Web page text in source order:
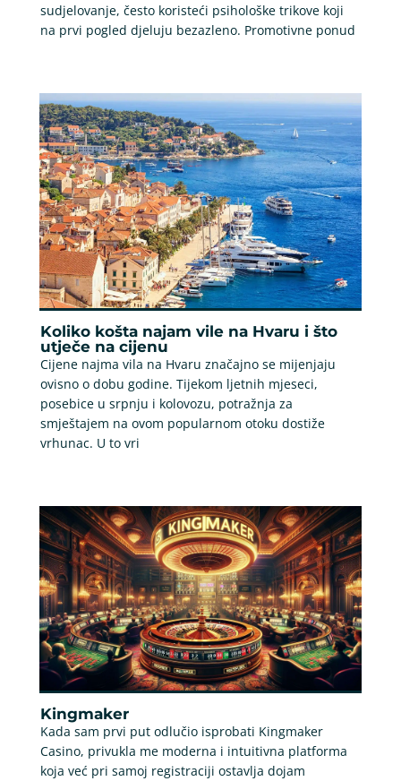
sudjelovanje, često koristeći psihološke trikove koji
na prvi pogled djeluju bezazleno. Promotivne ponud
Koliko košta najam vile na Hvaru i što
utječe na cijenu
Cijene najma vila na Hvaru značajno se mijenjaju
ovisno o dobu godine. Tijekom ljetnih mjeseci,
posebice u srpnju i kolovozu, potražnja za
smještajem na ovom popularnom otoku dostiže
vrhunac. U to vri
Kingmaker
Kada sam prvi put odlučio isprobati Kingmaker
Casino, privukla me moderna i intuitivna platforma
koja već pri samoj registraciji ostavlja dojam